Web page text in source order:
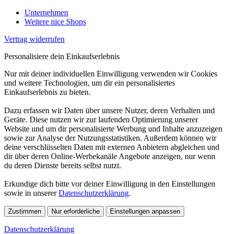
Unternehmen
Weitere nice Shops
Vertrag widerrufen
Personalisiere dein Einkaufserlebnis
Nur mit deiner individuellen Einwilligung verwenden wir Cookies
und weitere Technologien, um dir ein personalisiertes
Einkaufserlebnis zu bieten.
Dazu erfassen wir Daten über unsere Nutzer, deren Verhalten und
Geräte. Diese nutzen wir zur laufenden Optimierung unserer
Website und um dir personalisierte Werbung und Inhalte anzuzeigen
sowie zur Analyse der Nutzungsstatistiken. Außerdem können wir
deine verschlüsselten Daten mit externen Anbietern abgleichen und
dir über deren Online-Werbekanäle Angebote anzeigen, nur wenn
du deren Dienste bereits selbst nutzt.
Erkundige dich bitte vor deiner Einwilligung in den Einstellungen
sowie in unsererDatenschutzerklärung.
Zustimmen Nur erforderliche Einstellungen anpassen
Datenschutzerklärung